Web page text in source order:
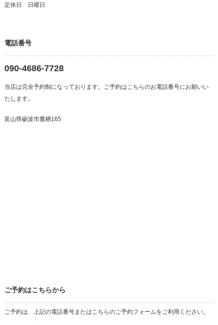
定休日 日曜日
電話番号
090-4686-7728
当店は完全予約制になっております。ご予約はこちらのお電話番号にお願いい
たします。
富山県砺波市鷹栖165
ご予約はこちらから
ご予約は、上記の電話番号またはこちらのご予約フォームをご利用ください。